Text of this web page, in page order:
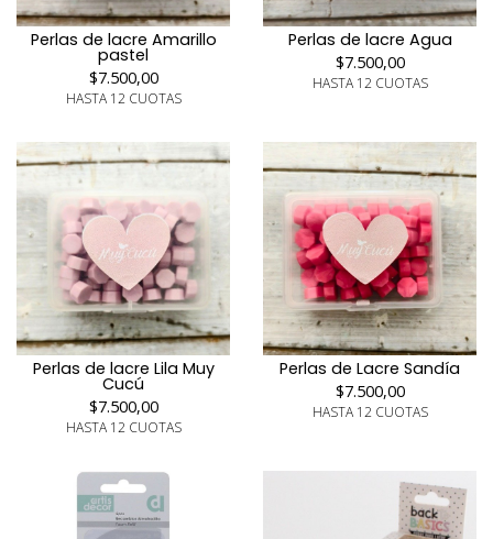
Perlas de lacre Amarillo
pastel
$7.500,00
HASTA 12 CUOTAS
Perlas de lacre Agua
$7.500,00
HASTA 12 CUOTAS
Perlas de lacre Lila Muy
Cucú
$7.500,00
HASTA 12 CUOTAS
Perlas de Lacre Sandía
$7.500,00
HASTA 12 CUOTAS